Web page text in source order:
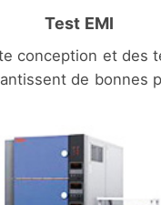
Test EMI
conception et des
de bonnes